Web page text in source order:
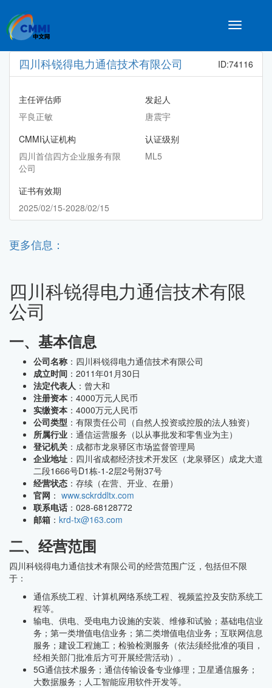
Toggle
四川科锐得电力通信技术有限公司 ID:74116
主任评估师
平良正敏
发起人
唐震宇
CMMI认证机构
四川首信四方企业服务有限
公司
认证级别
ML5
证书有效期
2025/02/15-2028/02/15
更多信息：
四川科锐得电力通信技术有限
公司
一、基本信息
公司名称 ：四川科锐得电力通信技术有限公司
成立时间 ：2011年01月30日
法定代表人 ：曾大和
注册资本 ：4000万元人民币
实缴资本 ：4000万元人民币
公司类型 ：有限责任公司（自然人投资或控股的法人独资）
所属行业 ：通信运营服务（以从事批发和零售业为主）
登记机关 ：成都市龙泉驿区市场监督管理局
企业地址 ：四川省成都经济技术开发区（龙泉驿区）成龙大道
二段1666号D1栋-1-2层2号附37号
经营状态 ：存续（在营、开业、在册）
官网 ： www.sckrddltx.com
联系电话 ：028-68128772
邮箱 ： krd-tx@163.com
二、经营范围
四川科锐得电力通信技术有限公司的经营范围广泛，包括但不限
于：
通信系统工程、计算机网络系统工程、视频监控及安防系统工
程等。
输电、供电、受电电力设施的安装、维修和试验；基础电信业
务；第一类增值电信业务；第二类增值电信业务；互联网信息
服务；建设工程施工；检验检测服务（依法须经批准的项目，
经相关部门批准后方可开展经营活动）。
5G通信技术服务；通信传输设备专业修理；卫星通信服务；
大数据服务；人工智能应用软件开发等。